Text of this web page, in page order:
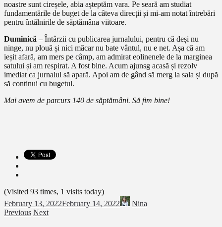
noastre sunt cireșele, abia așteptăm vara. Pe seară am studiat
fundamentările de buget de la câteva direcții și mi-am notat întrebări
pentru întâlnirile de săptămâna viitoare.
Duminică – Întârzii cu publicarea jurnalului, pentru că deși nu
ninge, nu plouă și nici măcar nu bate vântul, nu e net. Așa că am
ieșit afară, am mers pe câmp, am admirat eolinenele de la marginea
satului și am respirat. A fost bine. Acum ajunsg acasă și rezolv
imediat ca jurnalul să apară. Apoi am de gând să merg la sala și după
să continui cu bugetul.
Mai avem de parcurs 140 de săptămâni. Să fim bine!
(Visited 93 times, 1 visits today)
February 13, 2022February 14, 2022
Nina
Previous Next